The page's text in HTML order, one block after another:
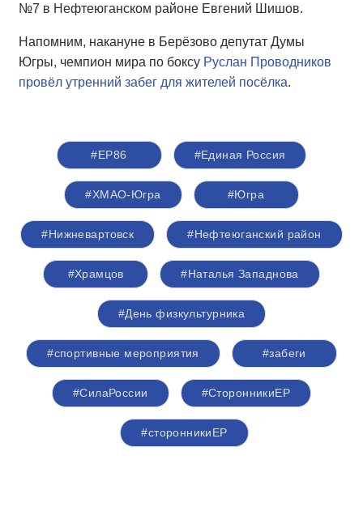
№7 в Нефтеюганском районе Евгений Шишов.
Напомним, накануне в Берёзово депутат Думы
Югры, чемпион мира по боксу Руслан Проводников
провёл утренний забег для жителей посёлка.
#ЕР86 #Единая Россия
#ХМАО-Югра #Югра
#Нижневартовск #Нефтеюганский район
#Храмцов #Наталья Западнова
#День физкультурника
#спортивные мероприятия #забеги
#СилаРоссии #СторонникиЕР
#сторонникиЕР